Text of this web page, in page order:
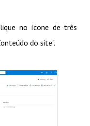
no ícone de três
do site".